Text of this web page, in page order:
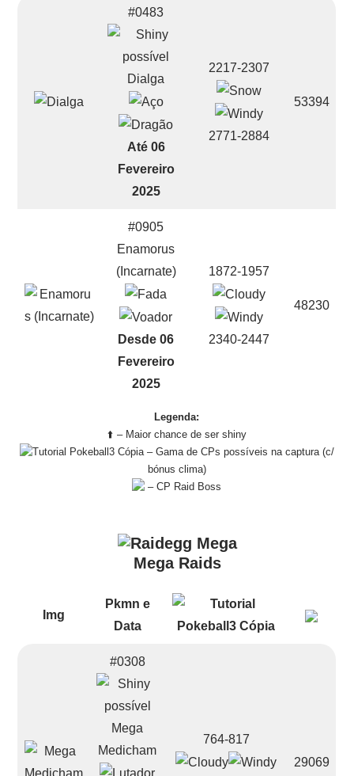
#0483
Dialga
Até 06
Fevereiro
2025
2217-2307
2771-2884
53394
#0905
Enamorus
(Incarnate)
Desde 06
Fevereiro
2025
1872-1957
2340-2447
48230
Legenda:
⬆️ – Maior chance de ser shiny
– Gama de CPs possíveis na captura (c/
bónus clima)
– CP Raid Boss
Mega Raids
Img
Pkmn e
Data
#0308
Mega
Medicham
764-817
29069